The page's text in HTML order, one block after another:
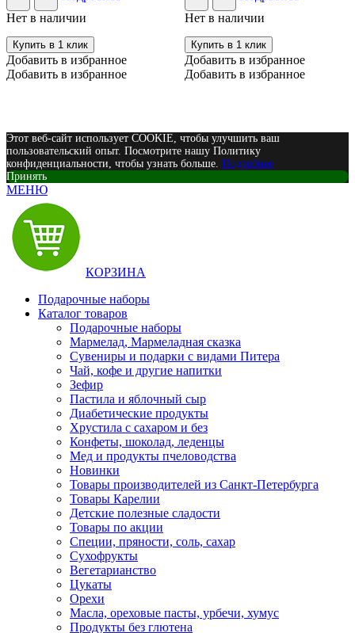
Нет в наличии
Купить в 1 клик
Добавить в избранное
Добавить в избранное
Нет в наличии
Купить в 1 клик
Добавить в избранное
Добавить в избранное
Этот веб-сайт использует COOKIE, чтобы улучшить ваш
пользовательский опыт. Посмотрите нашу Политику
конфиденциальности, чтобы узнать больше. Подробнее
Принять
МЕНЮ
КОРЗИНА
Подарочные наборы
Каталог товаров
Подарочные наборы
Мармелад, Мармеладная сказка
Сувениры и подарки с видами Питера
Чай, кофе и другие напитки
Зефир
Пастила и яблочный сыр
Диабетические продукты
Хрустила с сахаром и без
Конфеты, шоколад, леденцы
Мед и продукты пчеловодства
Новинки
Товары производителей из Санкт-Петербурга
Товары Карелии
Детские полезные сладости
Товары по акции
Специи, пряности, соль, сахар
Сухофрукты
Вегетарианство
Цукаты
Орехи
Масла, ореховые пасты, урбечи, хумус
Продукты без глютена